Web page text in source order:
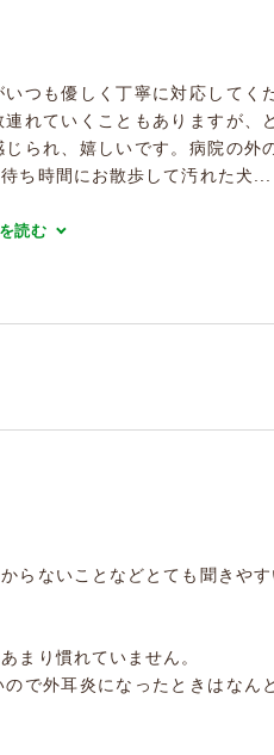
つも優しく丁寧に対応してく
れていくこともありますが、
られ、嬉しいです。病院の外
ち時間にお散歩して汚れた犬...
読む
らないことなどとても聞きやす
まり慣れていません。
で外耳炎になったときはなん